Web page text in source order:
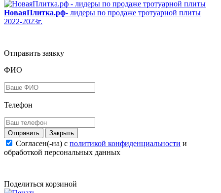
НоваяПлитка.рф- лидеры по продаже тротуарной плиты
2022-2023г.
Отправить заявку
ФИО
Телефон
Закрыть
Согласен(-на) c политикой конфиденциальности и
обработкой персональных данных
Поделиться корзиной